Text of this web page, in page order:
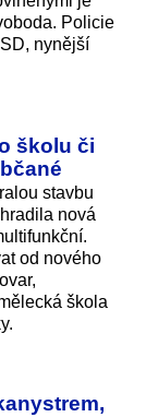
Policie
nynější
školu či
stavbu
nová
od nového
škola